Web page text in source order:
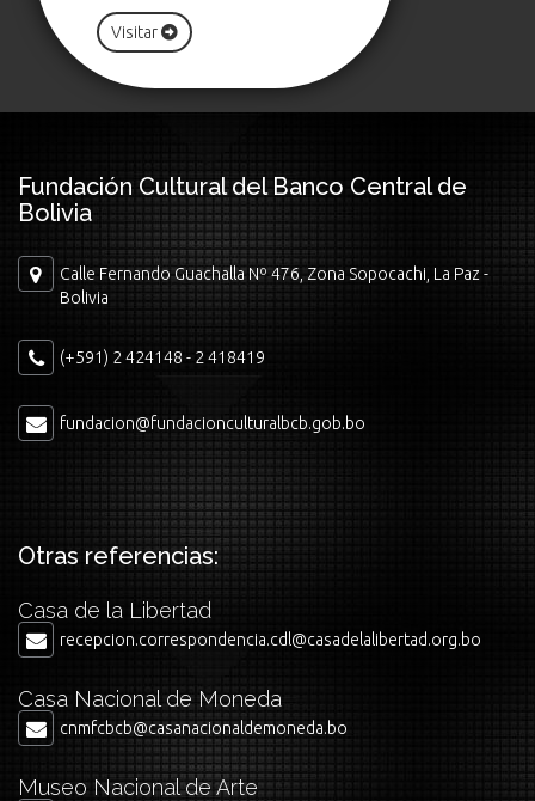
Visitar
Fundación Cultural del Banco Central de
Bolivia
Calle Fernando Guachalla Nº 476, Zona Sopocachi, La Paz -
Bolivia
(+591) 2 424148 - 2 418419
fundacion@fundacionculturalbcb.gob.bo
Otras referencias:
Casa de la Libertad
recepcion.correspondencia.cdl@casadelalibertad.org.bo
Casa Nacional de Moneda
cnmfcbcb@casanacionaldemoneda.bo
Museo Nacional de Arte